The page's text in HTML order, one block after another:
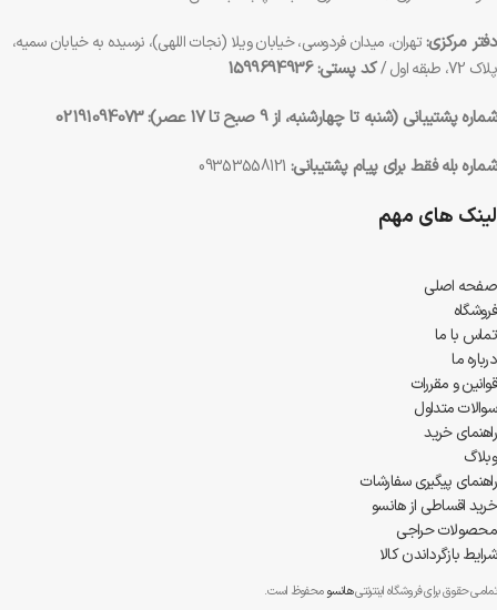
لینک های مهم
صفحه اصلی
فروشگاه
تماس با ما
درباره ما
قوانین و مقررات
سوالات متداول
راهنمای خرید
وبلاگ
راهنمای پیگیری سفارشات
خرید اقساطی از هانسو
محصولات حراجی
شرایط بازگرداندن کالا
دفتر مرکزی:تهران، میدان فردوسی، خیابان ویلا (نجات اللهی)، نرسیده به خیابان سمیه،
پلاک 72، طبقه اول /
کد پستی: 1599694936
شماره پشتیبانی (شنبه تا چهارشنبه، از 9 صبح تا 17 عصر):
02191094073
شماره بله فقط برای پیام پشتیبانی:09353558121
تمامی حقوق برای فروشگاه اینترنتیهانسومحفوظ است.